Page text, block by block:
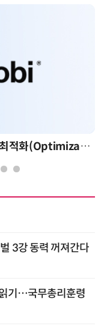
AI 시대의 의사결정을 바꾸는 수리최적화(Optimization): 실제 산업 적용 사례와 활용 전략
3강 동력 꺼져간다
기…국무총리훈령